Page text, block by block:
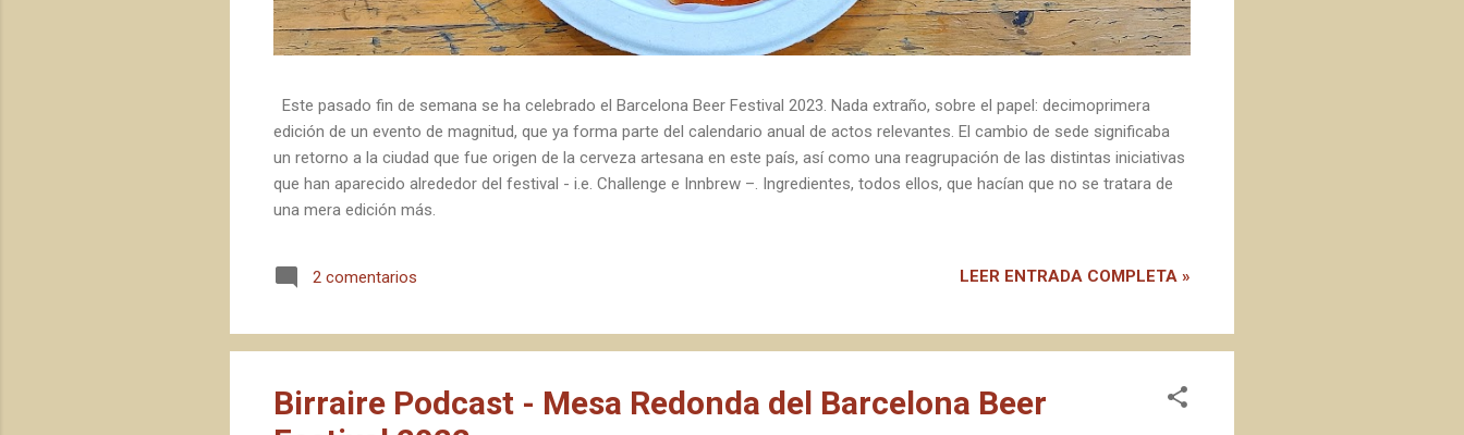
Este pasado fin de semana se ha celebrado el Barcelona Beer Festival 2023. Nada extraño, sobre el papel: decimoprimera
edición de un evento de magnitud, que ya forma parte del calendario anual de actos relevantes. El cambio de sede significaba
un retorno a la ciudad que fue origen de la cerveza artesana en este país, así como una reagrupación de las distintas iniciativas
que han aparecido alrededor del festival - i.e. Challenge e Innbrew –. Ingredientes, todos ellos, que hacían que no se tratara de
una mera edición más.
2 comentarios LEER ENTRADA COMPLETA »
Birraire Podcast - Mesa Redonda del Barcelona Beer